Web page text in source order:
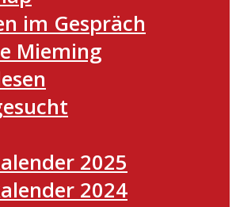
im Gespräch
Mieming
2025
2024